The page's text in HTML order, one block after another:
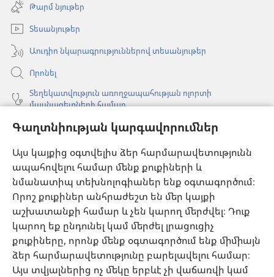
Գաղտնիության կարգավորումներ
Այս կայքից օգտվելիս ձեր հարմարավետությունն
ապահովելու համար մենք քուքիների և
նմանատիպ տեխնոլոգիաներ ենք օգտագործում։
Որոշ քուքիներ անհրաժեշտ են մեր կայքի
աշխատանքի համար և չեն կարող մերժվել։ Դուք
կարող եք ընդունել կամ մերժել լրացուցիչ
քուքիները, որոնք մենք օգտագործում ենք միմիայն
ձեր հարմարավետությունը բարելավելու համար։
Այս տվյալներից ոչ մեկը երբևէ չի վաճառվի կամ
նոր
պատուհան)
Թարմ նյութեր
Տեսանյութեր
Աուդիո նկարագրություններով տեսանյութեր
Որոնել
Տեղեկատվություն առողջապահության ոլորտի
մասնագետների համար
Գլոբալ հաղորդակցություն
Օգնություն
Նվիրատվություններ
(բացվում
է
նոր
պատուհան)
Դիտարանի ՕՆԼԱՅՆ ԳՐԱԴԱՐԱՆ
(բացվում
է
նոր
պատուհան)
JW Hub
(բացվում
է
նոր
JW Library® հավելված